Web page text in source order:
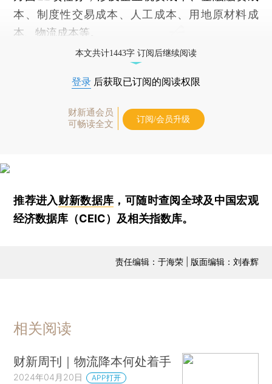
本、制度性交易成本、人工成本、用地原材料成
本、物流成本等。
本文共计1443字 订阅后继续阅读
登录 后获取已订阅的阅读权限
财新通会员
可畅读全文
订阅/会员升级
推荐进入财新数据库 ，可随时查阅全球及中国宏观
经济数据库（CEIC）及相关指数库。
责任编辑：于海荣 | 版面编辑：刘春辉
相关阅读
财新周刊｜物流降本何处着手
2024年04月20日 APP打开